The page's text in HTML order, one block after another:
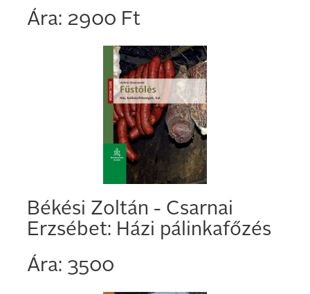
Ára: 2900 Ft
Békési Zoltán - Csarnai
Erzsébet: Házi pálinkafőzés
Ára: 3500